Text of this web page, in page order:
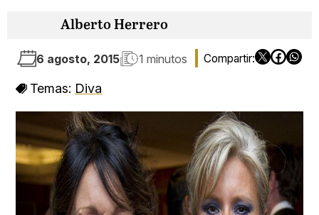
Alberto Herrero
6 agosto, 2015 1 minutos
Temas: Diva